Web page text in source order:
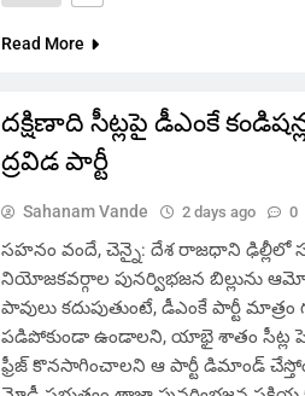
Read More
దక్షిణాది సీట్లపై డీఎంకే
ద్రవిడ పార్టీ
Sahanam Vande 2 days ago 0
సహనం వందే, చెన్నై: దేశ రాజధాని ఢిల్లీలో
నియోజకవర్గాల పునర్విభజన బిల్లును
పావులు కదుపుతుంటే, డీఎంకే పార్టీ
పడిపోకుండా ఉండాలని, యాభై శాతం సీట్ల
ఫ్రీజ్ కొనసాగించాలని ఆ పార్టీ డిమాండ్